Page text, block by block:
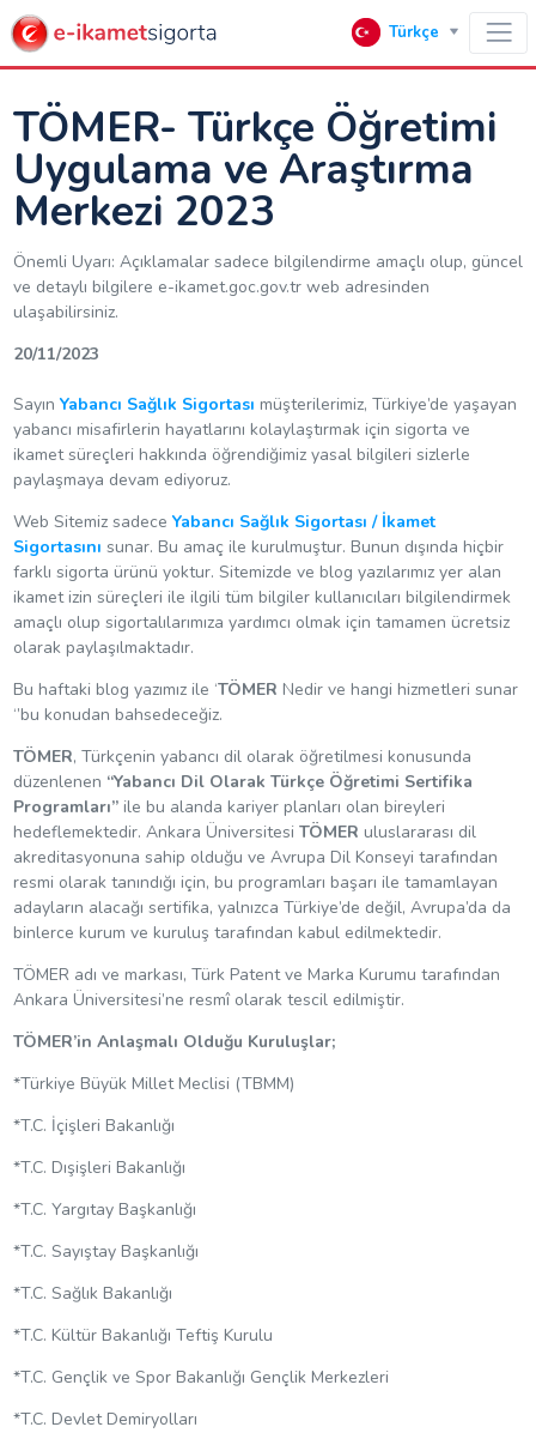
Türkçe
TÖMER- Türkçe Öğretimi
Uygulama ve Araştırma
Merkezi 2023
Önemli Uyarı: Açıklamalar sadece bilgilendirme amaçlı olup, güncel
ve detaylı bilgilere e-ikamet.goc.gov.tr web adresinden
ulaşabilirsiniz.
20/11/2023
Sayın Yabancı Sağlık Sigortası müşterilerimiz, Türkiye’de yaşayan
yabancı misafirlerin hayatlarını kolaylaştırmak için sigorta ve
ikamet süreçleri hakkında öğrendiğimiz yasal bilgileri sizlerle
paylaşmaya devam ediyoruz.
Web Sitemiz sadece Yabancı Sağlık Sigortası / İkamet
Sigortasını sunar. Bu amaç ile kurulmuştur. Bunun dışında hiçbir
farklı sigorta ürünü yoktur. Sitemizde ve blog yazılarımız yer alan
ikamet izin süreçleri ile ilgili tüm bilgiler kullanıcıları bilgilendirmek
amaçlı olup sigortalılarımıza yardımcı olmak için tamamen ücretsiz
olarak paylaşılmaktadır.
Bu haftaki blog yazımız ile ‘TÖMER Nedir ve hangi hizmetleri sunar
‘’bu konudan bahsedeceğiz.
TÖMER, Türkçenin yabancı dil olarak öğretilmesi konusunda
düzenlenen “Yabancı Dil Olarak Türkçe Öğretimi Sertifika
Programları”ile bu alanda kariyer planları olan bireyleri
hedeflemektedir. Ankara Üniversitesi TÖMER uluslararası dil
akreditasyonuna sahip olduğu ve Avrupa Dil Konseyi tarafından
resmi olarak tanındığı için, bu programları başarı ile tamamlayan
adayların alacağı sertifika, yalnızca Türkiye’de değil, Avrupa’da da
binlerce kurum ve kuruluş tarafından kabul edilmektedir.
TÖMER adı ve markası, Türk Patent ve Marka Kurumu tarafından
Ankara Üniversitesi’ne resmî olarak tescil edilmiştir.
TÖMER’in Anlaşmalı Olduğu Kuruluşlar;
*Türkiye Büyük Millet Meclisi (TBMM)
*T.C. İçişleri Bakanlığı
*T.C. Dışişleri Bakanlığı
*T.C. Yargıtay Başkanlığı
*T.C. Sayıştay Başkanlığı
*T.C. Sağlık Bakanlığı
*T.C. Kültür Bakanlığı Teftiş Kurulu
*T.C. Gençlik ve Spor Bakanlığı Gençlik Merkezleri
*T.C. Devlet Demiryolları